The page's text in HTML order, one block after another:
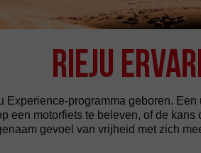
Rieju
Experience-programma geboren.
een motorfiets te beleven, of de
gevoel van vrijheid met zich